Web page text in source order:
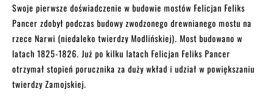
Swoje pierwsze doświadczenie w budowie mostów Felicjan Feliks
Pancer zdobył podczas budowy zwodzonego drewnianego mostu na
rzece Narwi (niedaleko twierdzy Modlińskiej). Most budowano w
latach 1825-1826. Już po kilku latach Felicjan Feliks Pancer
otrzymał stopień porucznika za duży wkład i udział w powiększaniu
twierdzy Zamojskiej.